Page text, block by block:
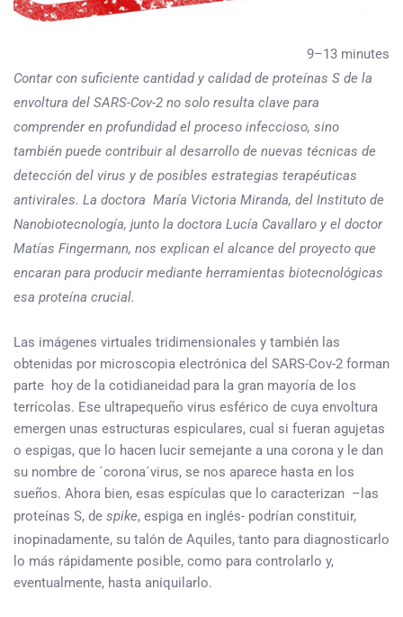
9–13 minutes
Contar con suficiente cantidad y calidad de proteínas S de la
envoltura del SARS-Cov-2 no solo resulta clave para
comprender en profundidad el proceso infeccioso, sino
también puede contribuir al desarrollo de nuevas técnicas de
detección del virus y de posibles estrategias terapéuticas
antivirales. La doctora María Victoria Miranda, del Instituto de
Nanobiotecnología, junto la doctora Lucía Cavallaro y el doctor
Matías Fingermann, nos explican el alcance del proyecto que
encaran para producir mediante herramientas biotecnológicas
esa proteína crucial.
Las imágenes virtuales tridimensionales y también las
obtenidas por microscopia electrónica del SARS-Cov-2 forman
parte hoy de la cotidianeidad para la gran mayoría de los
terrícolas. Ese ultrapequeño virus esférico de cuya envoltura
emergen unas estructuras espiculares, cual si fueran agujetas
o espigas, que lo hacen lucir semejante a una corona y le dan
su nombre de ´corona´virus, se nos aparece hasta en los
sueños. Ahora bien, esas espículas que lo caracterizan –las
proteínas S, de spike, espiga en inglés- podrían constituir,
inopinadamente, su talón de Aquiles, tanto para diagnosticarlo
lo más rápidamente posible, como para controlarlo y,
eventualmente, hasta aniquilarlo.